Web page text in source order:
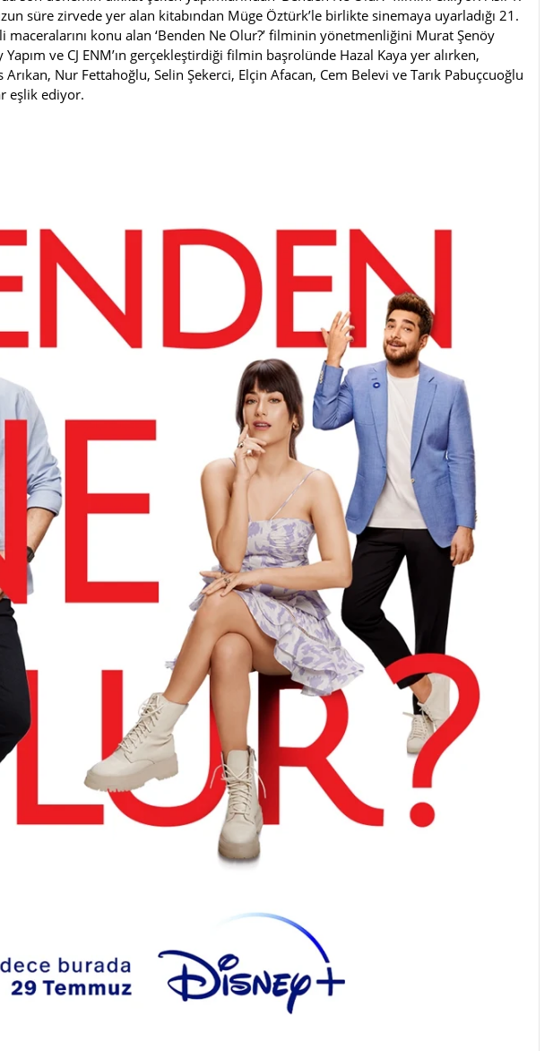
süre zirvede yer alan kitabından Müge Öztürk’le birlikte sinemaya uyarladığı 21.
maceralarını konu alan ‘Benden Ne Olur?’ filminin yönetmenliğini Murat Şenöy
Yapım ve CJ ENM’ın gerçekleştirdiği filmin başrolünde Hazal Kaya yer alırken,
Nur Fettahoğlu, Selin Şekerci, Elçin Afacan, Cem Belevi ve Tarık Pabuçcuoğlu
eşlik ediyor.